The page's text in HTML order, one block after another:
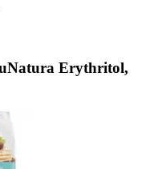
Erythritol,